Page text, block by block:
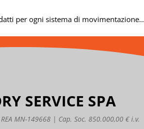
per ogni sistema di movimentazione...
SERVICE SPA
MN-149668 | Cap. Soc. 850.000,00 € i.v.